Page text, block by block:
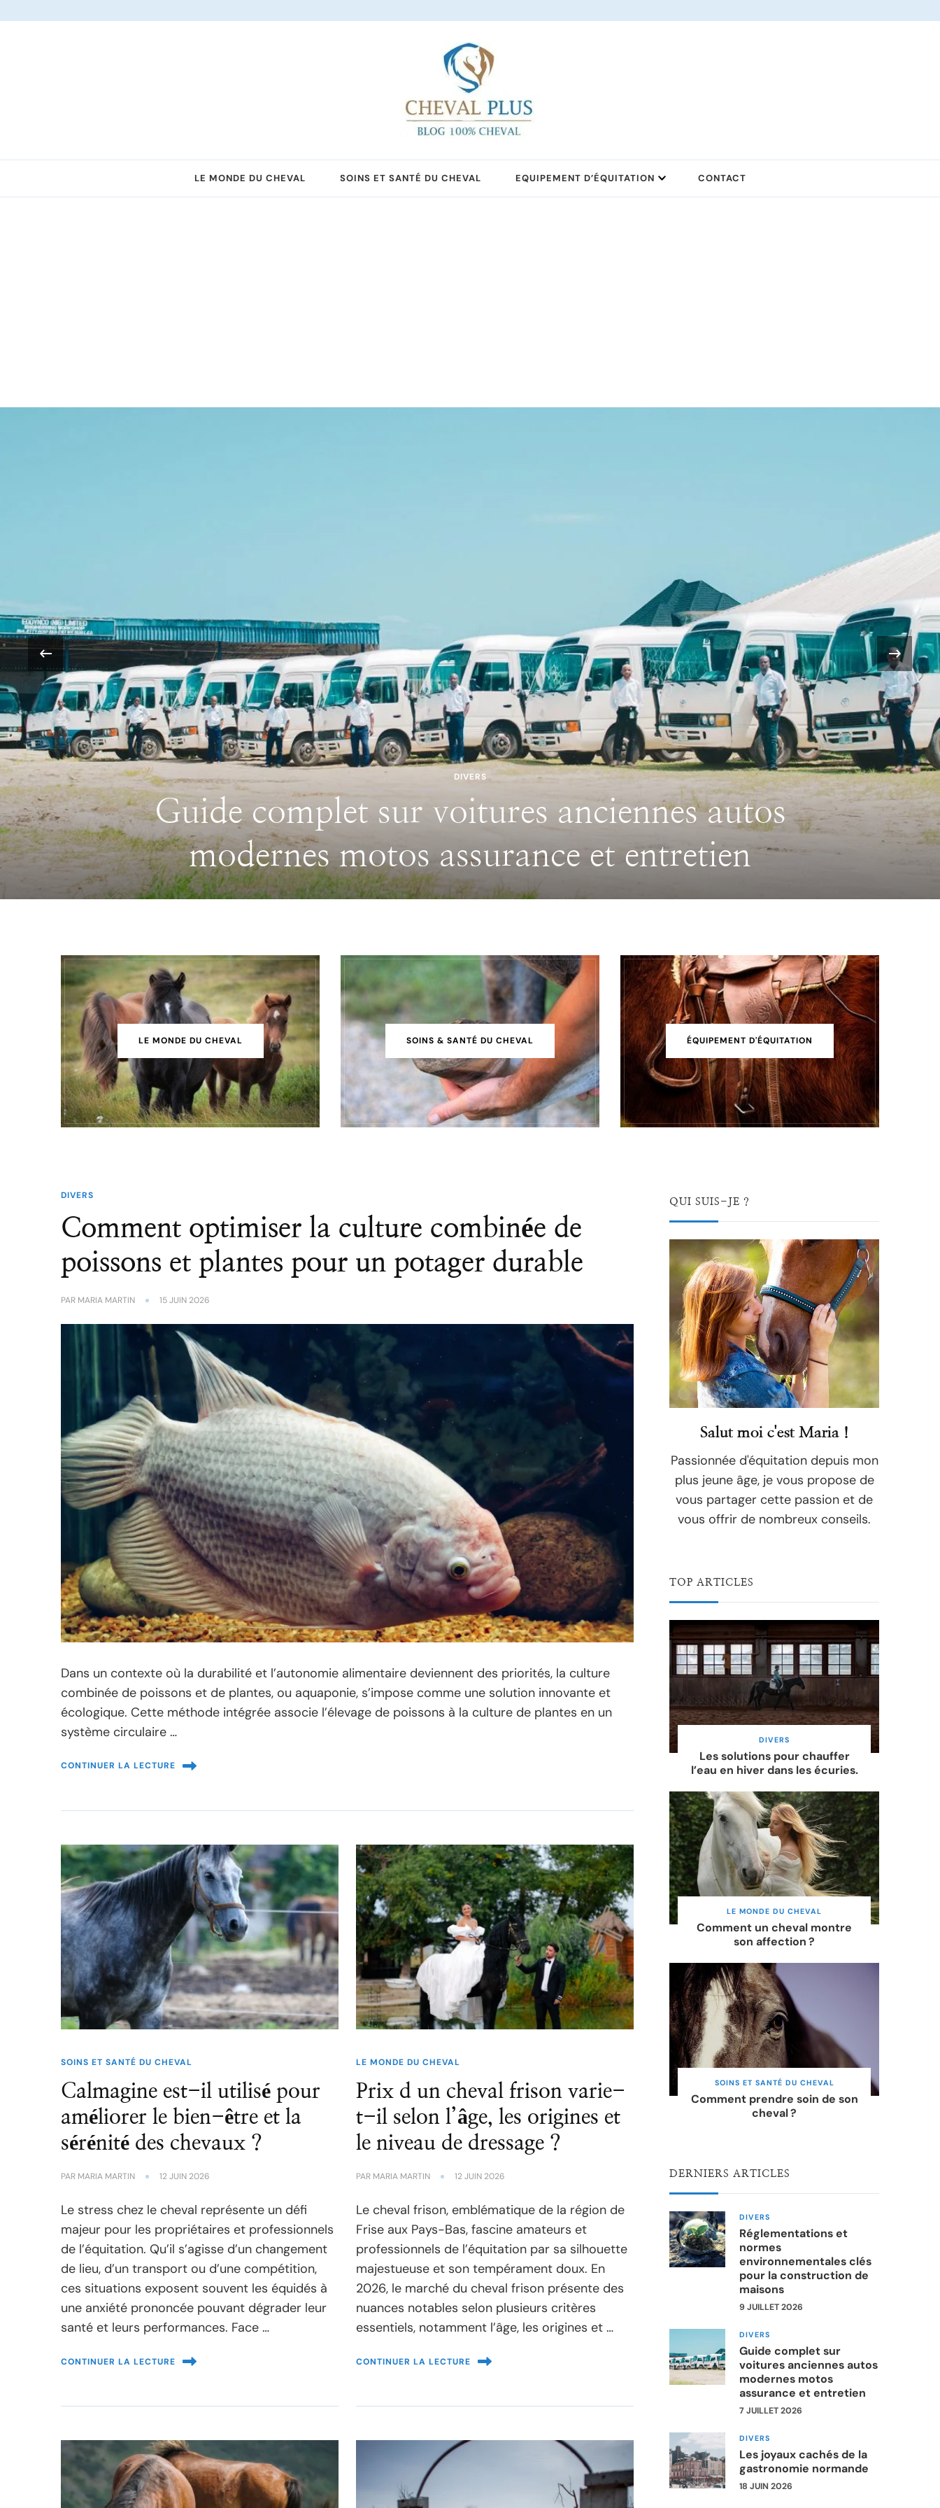
LE MONDE DU CHEVAL SOINS ET SANTÉ DU CHEVAL EQUIPEMENT D’ÉQUITATION CONTACT
DIVERS
Les joyaux cachés de la gastronomie normande
‹ ›
LE MONDE DU CHEVAL SOINS & SANTÉ DU CHEVAL ÉQUIPEMENT D'ÉQUITATION
DIVERS
Comment optimiser la culture combinée de
poissons et plantes pour un potager durable
PAR MARIA MARTIN 15 JUIN 2026
Dans un contexte où la durabilité et l’autonomie alimentaire deviennent des priorités, la culture
combinée de poissons et de plantes, ou aquaponie, s’impose comme une solution innovante et
écologique. Cette méthode intégrée associe l’élevage de poissons à la culture de plantes en un
système circulaire …
CONTINUER LA LECTURE
SOINS ET SANTÉ DU CHEVAL
Calmagine est-il utilisé pour
améliorer le bien-être et la
sérénité des chevaux ?
PAR MARIA MARTIN 12 JUIN 2026
Le stress chez le cheval représente un défi
majeur pour les propriétaires et professionnels
de l’équitation. Qu’il s’agisse d’un changement
de lieu, d’un transport ou d’une compétition,
ces situations exposent souvent les équidés à
une anxiété prononcée pouvant dégrader leur
santé et leurs performances. Face …
CONTINUER LA LECTURE
LE MONDE DU CHEVAL
Prix d un cheval frison varie-
t-il selon l’âge, les origines et
le niveau de dressage ?
PAR MARIA MARTIN 12 JUIN 2026
Le cheval frison, emblématique de la région de
Frise aux Pays-Bas, fascine amateurs et
professionnels de l’équitation par sa silhouette
majestueuse et son tempérament doux. En
2026, le marché du cheval frison présente des
nuances notables selon plusieurs critères
essentiels, notamment l’âge, les origines et …
CONTINUER LA LECTURE
QUI SUIS-JE ?
Salut moi c'est Maria !
Passionnée d'équitation depuis mon
plus jeune âge, je vous propose de
vous partager cette passion et de
vous offrir de nombreux conseils.
TOP ARTICLES
DIVERS
Les solutions pour chauffer
l’eau en hiver dans les écuries.
LE MONDE DU CHEVAL
Comment un cheval montre
son affection ?
SOINS ET SANTÉ DU CHEVAL
Comment prendre soin de son
cheval ?
DERNIERS ARTICLES
DIVERS
Réglementations et
normes
environnementales clés
pour la construction de
maisons
9 JUILLET 2026
DIVERS
Guide complet sur
voitures anciennes autos
modernes motos
assurance et entretien
7 JUILLET 2026
DIVERS
Les joyaux cachés de la
gastronomie normande
18 JUIN 2026